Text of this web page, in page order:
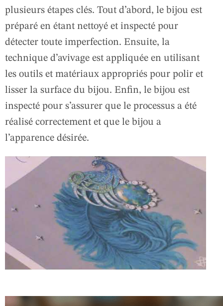
plusieurs étapes clés. Tout d’abord, le bijou est
préparé en étant nettoyé et inspecté pour
détecter toute imperfection. Ensuite, la
technique d’avivage est appliquée en utilisant
les outils et matériaux appropriés pour polir et
lisser la surface du bijou. Enfin, le bijou est
inspecté pour s’assurer que le processus a été
réalisé correctement et que le bijou a
l’apparence désirée.